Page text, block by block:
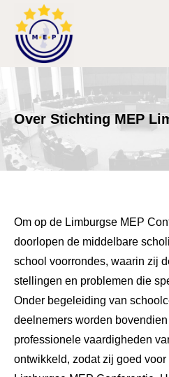
Over Stichting MEP
Om op de Limburgse MEP
doorlopen de middelbare
school voorrondes, waarin zij
stellingen en problemen die
Onder begeleiding van
deelnemers worden
professionele vaardigheden
ontwikkeld, zodat zij goed